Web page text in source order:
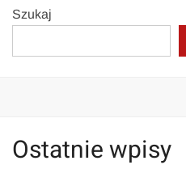
Szukaj
Ostatnie wpisy